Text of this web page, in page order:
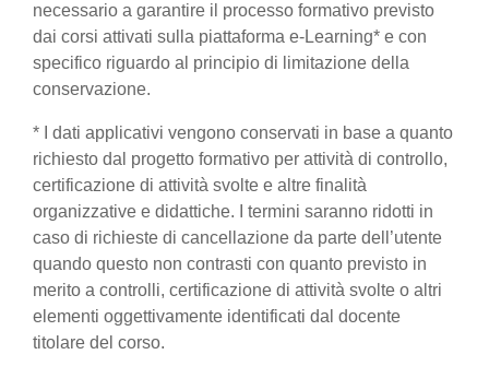
necessario a garantire il processo formativo previsto
dai corsi attivati sulla piattaforma e-Learning* e con
specifico riguardo al principio di limitazione della
conservazione.
* I dati applicativi vengono conservati in base a quanto
richiesto dal progetto formativo per attività di controllo,
certificazione di attività svolte e altre finalità
organizzative e didattiche. I termini saranno ridotti in
caso di richieste di cancellazione da parte dell’utente
quando questo non contrasti con quanto previsto in
merito a controlli, certificazione di attività svolte o altri
elementi oggettivamente identificati dal docente
titolare del corso.